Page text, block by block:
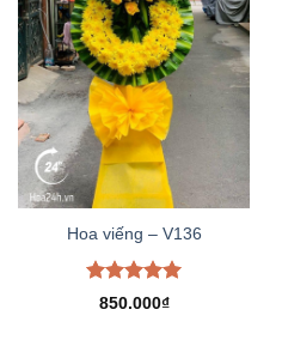
Hoa viếng – V136
Được xếp
850.000₫